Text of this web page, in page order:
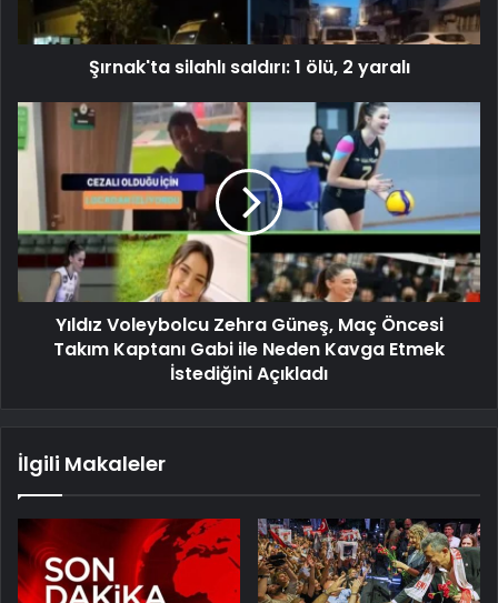
Şırnak'ta silahlı saldırı: 1 ölü, 2 yaralı
Yıldız Voleybolcu Zehra Güneş, Maç Öncesi
Takım Kaptanı Gabi ile Neden Kavga Etmek
İstediğini Açıkladı
İlgili Makaleler